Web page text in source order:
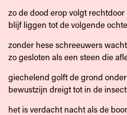
zo de dood erop volgt
blijf liggen tot de volgende
zonder hese schreeuwers
zo gesloten als een steen die
giechelend golft de grond
bewustzijn dreigt tot in de
het is verdacht nacht als de